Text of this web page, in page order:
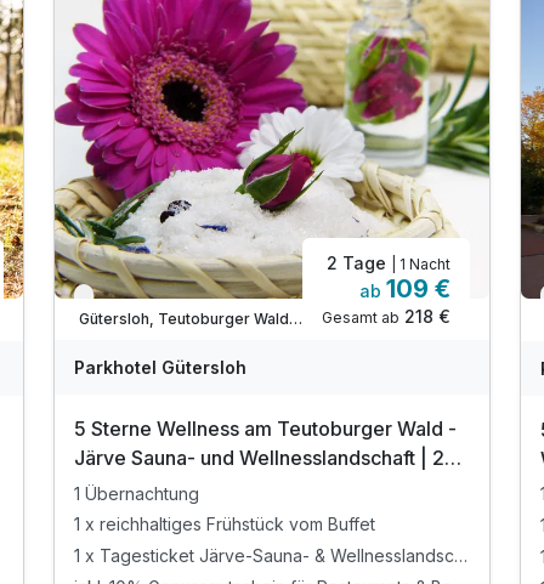
Einzelzimmer Komfort
1 Erwachsenen
Verfügbar bis Dezember
Gütersloh, Teutoburger Wald / Ostwestfalen
2 Tage | 1 Nacht
ab 109 €
Gesamt ab 218 €
Parkhotel Gütersloh
5 Sterne Wellness am Teutoburger Wald -
Järve Sauna- und Wellnesslandschaft | 2
Tage
1 Übernachtung
1 x reichhaltiges Frühstück vom Buffet
1 x Tagesticket Järve-Sauna- & Wellnesslandschaft*